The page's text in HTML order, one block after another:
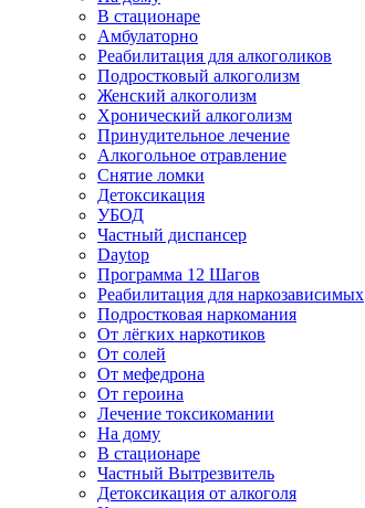
В стационаре
Амбулаторно
Реабилитация для алкоголиков
Подростковый алкоголизм
Женский алкоголизм
Хронический алкоголизм
Принудительное лечение
Алкогольное отравление
Снятие ломки
Детоксикация
УБОД
Частный диспансер
Daytop
Программа 12 Шагов
Реабилитация для наркозависимых
Подростковая наркомания
От лёгких наркотиков
От солей
От мефедрона
От героина
Лечение токсикомании
На дому
В стационаре
Частный Вытрезвитель
Детоксикация от алкоголя